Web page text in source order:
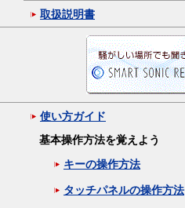
取扱説明書
使い方ガイド
基本操作方法を覚えよう
キーの操作方法
タッチパネルの操作方法